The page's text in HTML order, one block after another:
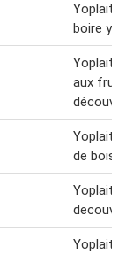
Yoplait -
boire yop
Yoplait
aux
Yoplait -
de
Yoplait
Yoplait -